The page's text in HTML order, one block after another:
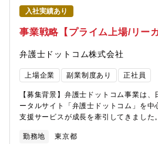
交渉といった実行フェーズの推進業務に
て半導体パッケージ基板向け極薄銅箔（
け排ガス浄化用触媒（世界シェア：50%
／ガラス基板向け酸化セリウム系研磨剤
イ向け酸化物半導体ターゲット材(世界
リーンボンドやサステナビリティ・リン
ど）。また、マネジメントのなかで以下
す。 ・Vision2030達成に向けた財務
法の企画 ・グローバルなPMI対応 ・
いたFP&A機能高度化)■組織の役割【グ
元政策（配当・自己株式取得）、最適資
経営計画企画立案、連結グループCCCカ
会社資本管理】国内グループ会社、海外
る方針の企画・立案・執行【資本・負
現するための調達方法の研究と実行、
進的な調達手段の研究と実行【負債ステ
機関）・格付機関とのリレーション政策
入社実績あり
事業戦略【プライム上場/リー
弁護士ドットコム株式会社
上場企業 副業制度あり 正社員
【募集背景】弁護士ドットコム事業は
ータルサイト「弁護士ドットコム」を中
支援サービスが成長を牽引してきました
士の約半分を誇り、弁護士ドット事業本
勤務地 東京都